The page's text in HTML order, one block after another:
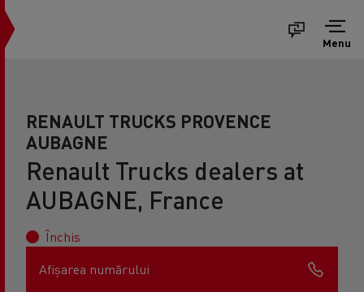
Menu
RENAULT TRUCKS PROVENCE
AUBAGNE
Renault Trucks dealers at
AUBAGNE, France
Închis
Afișarea numărului